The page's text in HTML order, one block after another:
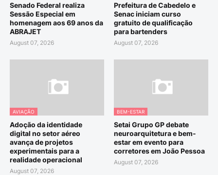
Senado Federal realiza
Sessão Especial em
homenagem aos 69 anos da
ABRAJET
August 07, 2026
Prefeitura de Cabedelo e
Senac iniciam curso
gratuito de qualificação
para bartenders
August 07, 2026
AVIAÇÃO
Adoção da identidade
digital no setor aéreo
avança de projetos
experimentais para a
realidade operacional
August 07, 2026
BEM-ESTAR
Setai Grupo GP debate
neuroarquitetura e bem-
estar em evento para
corretores em João Pessoa
August 07, 2026